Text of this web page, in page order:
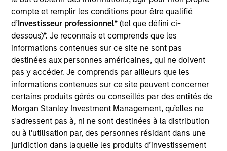
compte et remplir les conditions pour être qualifié
d’Investisseur professionnel* (tel que défini ci-
dessous)*. Je reconnais et comprends que les
informations contenues sur ce site ne sont pas
destinées aux personnes américaines, qui ne doivent
pas y accéder. Je comprends par ailleurs que les
informations contenues sur ce site peuvent concerner
certains produits gérés ou conseillés par des entités de
Morgan Stanley Investment Management, qu’elles ne
s'adressent pas à, ni ne sont destinées à la distribution
ou à l'utilisation par, des personnes résidant dans une
juridiction dans laquelle les produits d’investissement
Information in relation to sustainability aspects of the
Fund and the summary of investor rights is available at the
aforementioned website.
If the management company of the relevant Fund decides
to terminate its arrangement for marketing that Fund in
any EEA country where it is registered for sale, it will do
so in accordance with the relevant UCITS rules.
Please visit ourGlossary page for fund related terms and
definitions.
Performance data quoted is based on average annualized
returns and net of fee.